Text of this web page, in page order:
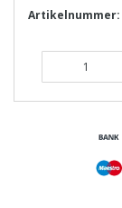
Artikelnummer: